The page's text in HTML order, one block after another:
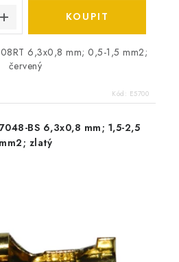
6,3x0,8 mm; 0,5-1,5 mm2;
červený
Kód: E5700
BS 6,3x0,8 mm; 1,5-2,5
mm2; zlatý